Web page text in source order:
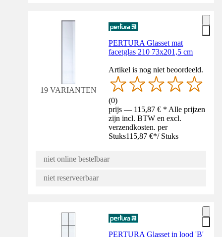
19 VARIANTEN
PERTURA Glasset mat
facetglas 210 73x201,5 cm
Artikel is nog niet beoordeeld.
(0)
prijs — 115,87 € * Alle prijzen
zijn incl. BTW en excl.
verzendkosten. per
Stuks115,87 €*/ Stuks
niet online bestelbaar
niet reserveerbaar
PERTURA Glasset in lood 'B'